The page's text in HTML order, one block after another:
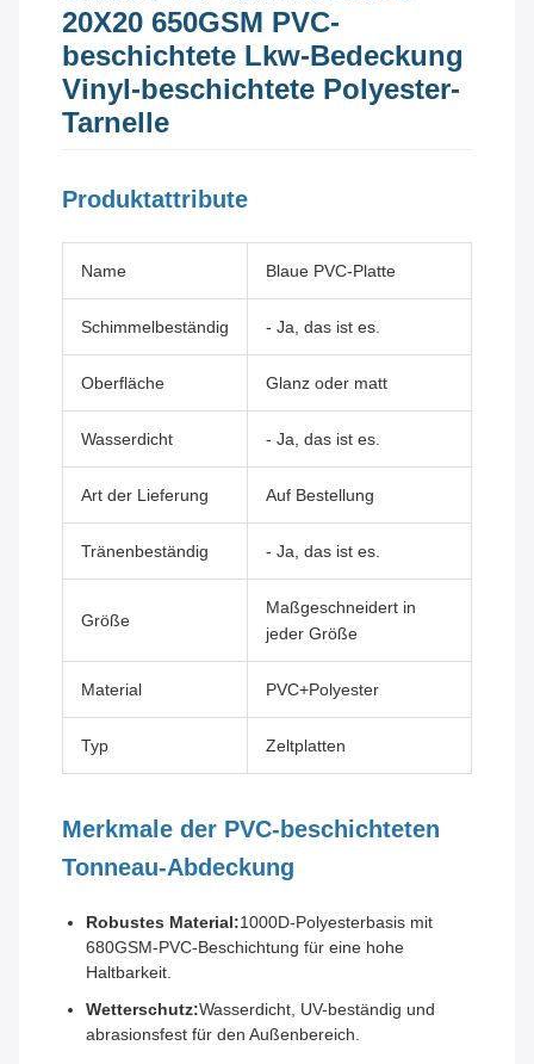
20X20 650GSM PVC-
beschichtete Lkw-Bedeckung
Vinyl-beschichtete Polyester-
Tarnelle
Produktattribute
Name Blaue PVC-Platte
Schimmelbeständig - Ja, das ist es.
Oberfläche Glanz oder matt
Wasserdicht - Ja, das ist es.
Art der Lieferung Auf Bestellung
Tränenbeständig - Ja, das ist es.
Größe
Maßgeschneidert in
jeder Größe
Material PVC+Polyester
Typ Zeltplatten
Merkmale der PVC-beschichteten
Tonneau-Abdeckung
Robustes Material:1000D-Polyesterbasis mit
680GSM-PVC-Beschichtung für eine hohe
Haltbarkeit.
Wetterschutz:Wasserdicht, UV-beständig und
abrasionsfest für den Außenbereich.